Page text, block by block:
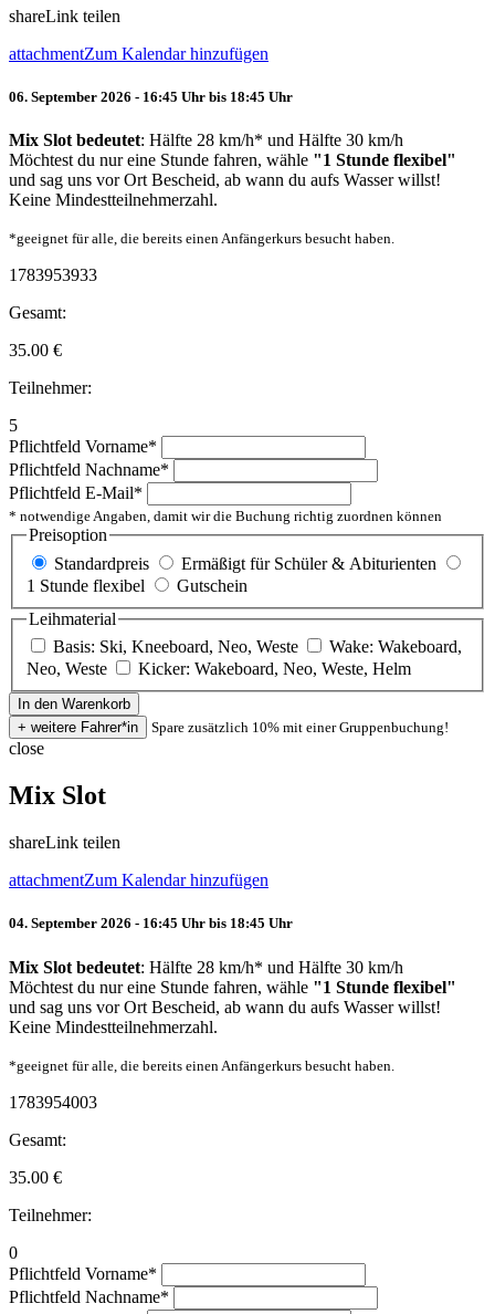
shareLink teilen
attachmentZum Kalendar hinzufügen
06. September 2026 - 16:45 Uhr bis 18:45 Uhr
Mix Slot bedeutet: Hälfte 28 km/h* und Hälfte 30 km/h
Möchtest du nur eine Stunde fahren, wähle "1 Stunde flexibel"
und sag uns vor Ort Bescheid, ab wann du aufs Wasser willst!
Keine Mindestteilnehmerzahl.
*geeignet für alle, die bereits einen Anfängerkurs besucht haben.
1783953933
Gesamt:
35.00 €
Teilnehmer:
5
Pflichtfeld Vorname*
Pflichtfeld Nachname*
Pflichtfeld E-Mail*
* notwendige Angaben, damit wir die Buchung richtig zuordnen können
Preisoption
Standardpreis
Ermäßigt für Schüler & Abiturienten
1 Stunde flexibel
Gutschein
Leihmaterial
Basis: Ski, Kneeboard, Neo, Weste
Wake: Wakeboard,
Neo, Weste
Kicker: Wakeboard, Neo, Weste, Helm
Spare zusätzlich 10% mit einer Gruppenbuchung!
close
Mix Slot
shareLink teilen
attachmentZum Kalendar hinzufügen
04. September 2026 - 16:45 Uhr bis 18:45 Uhr
Mix Slot bedeutet: Hälfte 28 km/h* und Hälfte 30 km/h
Möchtest du nur eine Stunde fahren, wähle "1 Stunde flexibel"
und sag uns vor Ort Bescheid, ab wann du aufs Wasser willst!
Keine Mindestteilnehmerzahl.
*geeignet für alle, die bereits einen Anfängerkurs besucht haben.
1783954003
Gesamt:
35.00 €
Teilnehmer:
0
Pflichtfeld Vorname*
Pflichtfeld Nachname*